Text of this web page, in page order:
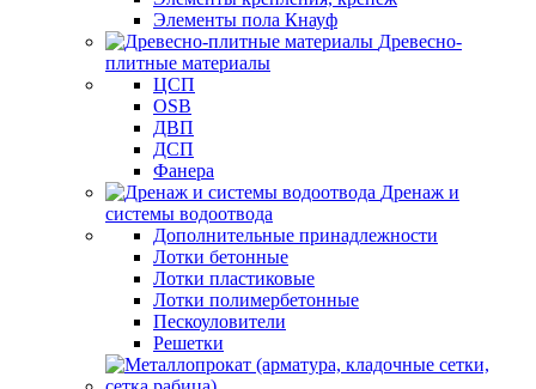
Элементы пола Кнауф
Древесно-
плитные материалы
ЦСП
OSB
ДВП
ДСП
Фанера
Дренаж и
системы водоотвода
Дополнительные принадлежности
Лотки бетонные
Лотки пластиковые
Лотки полимербетонные
Пескоуловители
Решетки